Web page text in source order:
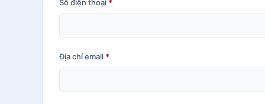
Số điện thoại *
Địa chỉ email *